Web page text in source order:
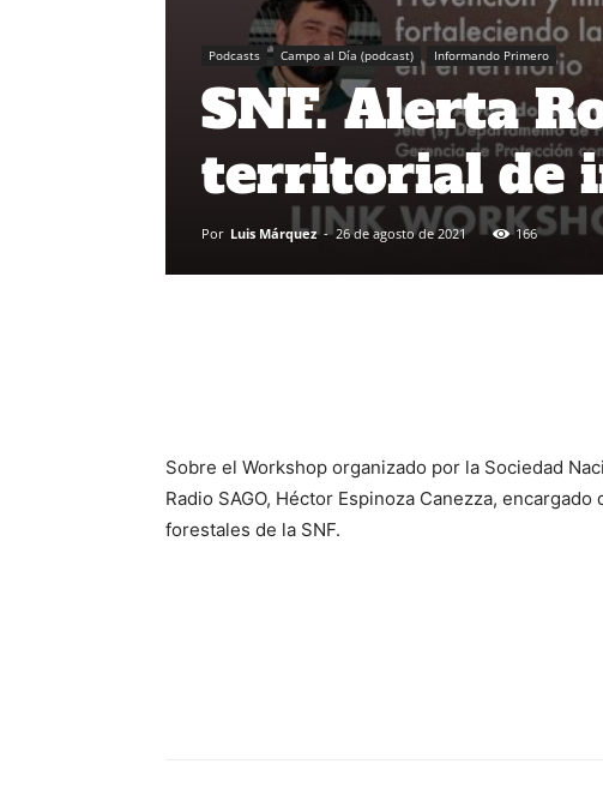
Podcasts Campo al Día (podcast) Informando Primero
SNF. Alerta
territorial de
Por Luis Márquez - 26 de agosto de 2021 166
Sobre el Workshop organizado por la Sociedad
Radio SAGO, Héctor Espinoza Canezza,
forestales de la SNF.